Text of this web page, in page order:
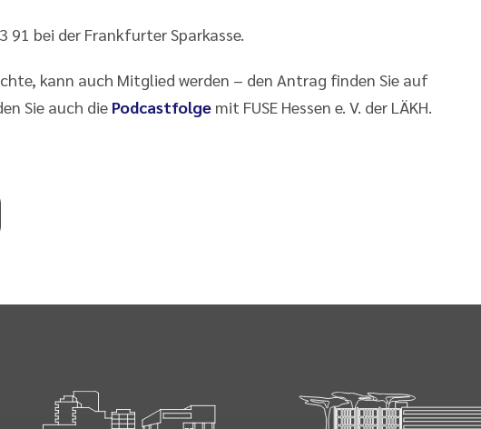
91 bei der Frankfurter Sparkasse.
kann auch Mitglied werden – den Antrag finden Sie auf
Sie auch die Podcastfolge mit FUSE Hessen e. V. der LÄKH.